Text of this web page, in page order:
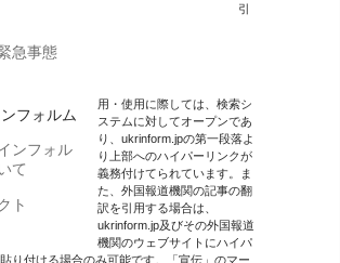
急事態
フォルム
ンフォル
て
ト
引
用・使用に際しては、検索シ
ステムに対してオープンであ
り、ukrinform.jpの第一段落よ
り上部へのハイパーリンクが
義務付けてられています。ま
た、外国報道機関の記事の翻
訳を引用する場合は、
ukrinform.jp及びその外国報道
機関のウェブサイトにハイパ
り付ける場合のみ可能です。「宣伝」のマー